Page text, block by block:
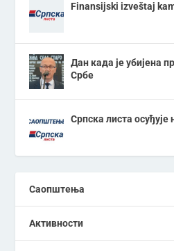
Finansijski izveštaj
Дан када је убијена
Србе
Српска листа
Саопштења
Активности